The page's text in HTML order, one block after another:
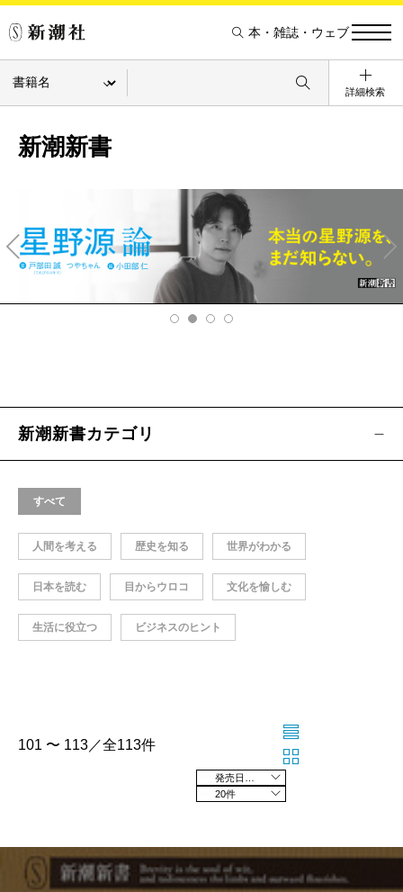
本・雑誌・ウェブ
詳細検索
新潮新書
v
Ne
xt
新潮新書カテゴリ
すべて
人間を考える 歴史を知る 世界がわかる
日本を読む 目からウロコ 文化を愉しむ
生活に役立つ ビジネスのヒント
101 〜 113／全113件
20件